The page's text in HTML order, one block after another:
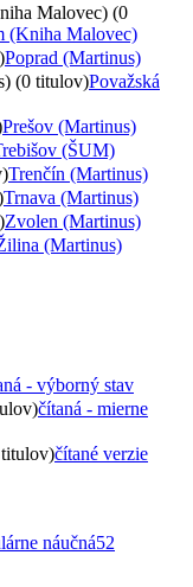
Malovec) (0
(Kniha Malovec)
Poprad (Martinus)
(0 titulov)Považská
Prešov (Martinus)
(ŠUM)
Trenčín (Martinus)
Trnava (Martinus)
Zvolen (Martinus)
(Martinus)
- výborný stav
čítaná - mierne
čítané verzie
náučná52